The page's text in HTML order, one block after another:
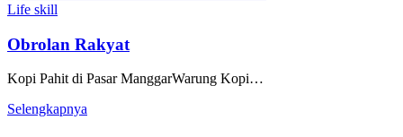
Life skill
Obrolan Rakyat
Kopi Pahit di Pasar ManggarWarung Kopi…
Selengkapnya